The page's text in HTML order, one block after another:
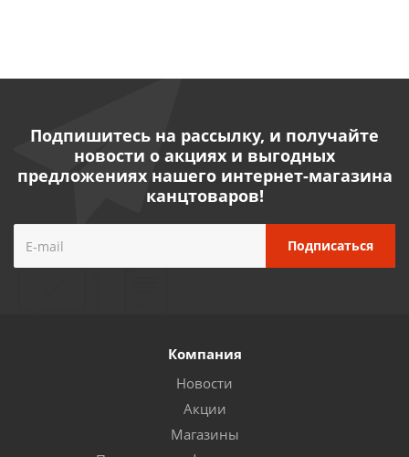
Подпишитесь на рассылку, и получайте
новости о акциях и выгодных
предложениях нашего интернет-магазина
канцтоваров!
Компания
Новости
Акции
Магазины